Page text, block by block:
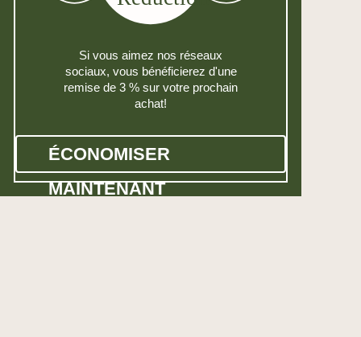
Si vous aimez nos réseaux
sociaux, vous bénéficierez d'une
remise de 3 % sur votre prochain
achat!
ÉCONOMISER
MAINTENANT